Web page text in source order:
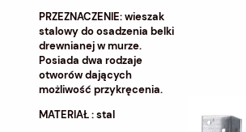
PRZEZNACZENIE: wieszak
stalowy do osadzenia belki
drewnianej w murze.
Posiada dwa rodzaje
otworów dających
możliwość przykręcenia.
MATERIAŁ : stal